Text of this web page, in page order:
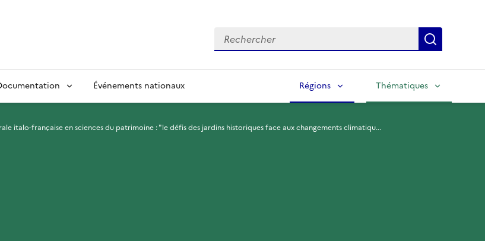
Rechercher
Événements nationaux Régions Thématiques
italo-française en sciences du patrimoine : "le défis des jardins historiques face aux changements climatiqu...